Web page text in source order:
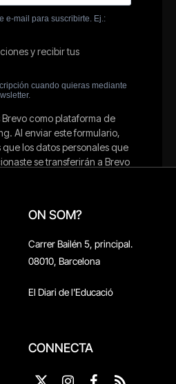
ON SOM?
Carrer Bailén 5, principal.
08010, Barcelona
El Diari de l'Educació
CONNECTA